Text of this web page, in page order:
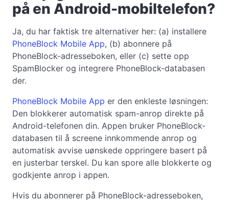
på en Android-mobiltelefon?
Ja, du har faktisk tre alternativer her: (a) installere
PhoneBlock Mobile App, (b) abonnere på
PhoneBlock-adresseboken, eller (c) sette opp
SpamBlocker og integrere PhoneBlock-databasen
der.
PhoneBlock Mobile App er den enkleste løsningen:
Den blokkerer automatisk spam-anrop direkte på
Android-telefonen din. Appen bruker PhoneBlock-
databasen til å screene innkommende anrop og
automatisk avvise uønskede oppringere basert på
en justerbar terskel. Du kan spore alle blokkerte og
godkjente anrop i appen.
Hvis du abonnerer på PhoneBlock-adresseboken,